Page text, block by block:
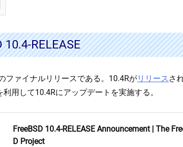
10.4-RELEASE
ファイナルリリースである。10.4Rがリリース さ
用して10.4Rにアップデートを実施する。
FreeBSD 10.4-RELEASE Announcement | The
D Project